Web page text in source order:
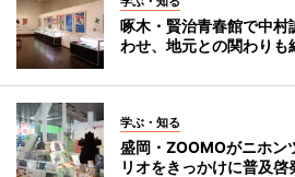
啄木・賢治青春館で中
わせ、地元との関わりも
学ぶ・知る
盛岡・ZOOMOがニホ
リオをきっかけに普及啓